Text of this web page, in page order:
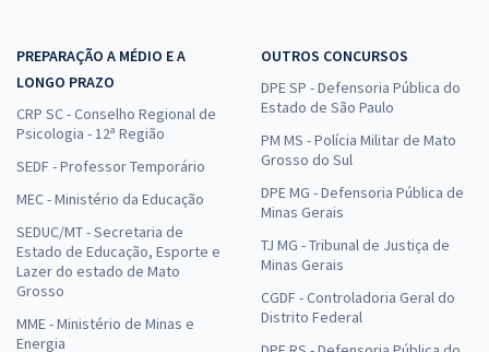
PREPARAÇÃO A MÉDIO E A
LONGO PRAZO
CRP SC - Conselho Regional de
Psicologia - 12ª Região
SEDF - Professor Temporário
MEC - Ministério da Educação
SEDUC/MT - Secretaria de
Estado de Educação, Esporte e
Lazer do estado de Mato
Grosso
MME - Ministério de Minas e
Energia
OUTROS CONCURSOS
DPE SP - Defensoria Pública do
Estado de São Paulo
PM MS - Polícia Militar de Mato
Grosso do Sul
DPE MG - Defensoria Pública de
Minas Gerais
TJ MG - Tribunal de Justiça de
Minas Gerais
CGDF - Controladoria Geral do
Distrito Federal